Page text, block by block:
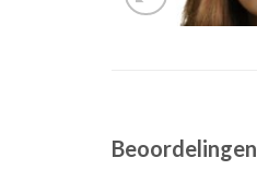
Beoordelingen